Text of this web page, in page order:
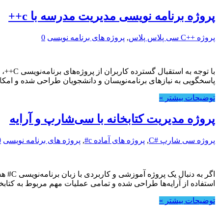
پروژه برنامه نویسی مدیریت مدرسه با c++
پروژه ++C سی پلاس پلاس , پروژه های برنامه نویسی 0
پاسخگویی به نیازهای برنامه‌نویسان و دانشجویان طراحی شده و
توضیحات بیشتر »
پروژه مدیریت کتابخانه با سی‌شارپ و آرایه
پروژه سی شارپ #C , پروژه های آماده c# , پروژه های برنامه نویسی
استفاده از آرایه‌ها طراحی شده و تمامی عملیات مهم مربوط به
توضیحات بیشتر »